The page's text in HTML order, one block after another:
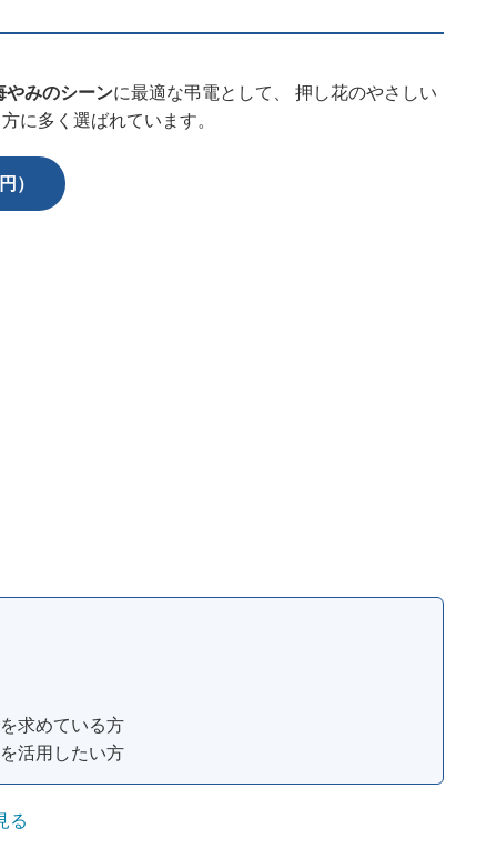
やみのシーンに最適な弔電として、 押し花のやさしい
に多く選ばれています。
）
を求めている方
を活用したい方
る